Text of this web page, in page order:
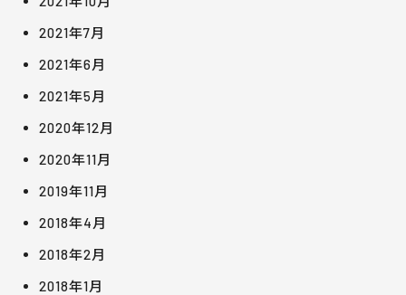
2021年7月
2021年6月
2021年5月
2020年12月
2020年11月
2019年11月
2018年4月
2018年2月
2018年1月